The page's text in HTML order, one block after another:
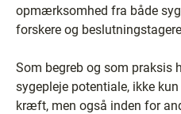
opmærksomhed fra både
forskere og
Som begreb og som praksis
sygepleje potentiale, ikke
kræft, men også inden for